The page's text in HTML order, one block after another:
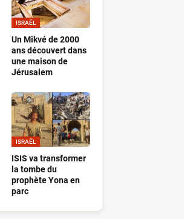
ISRAËL
Un Mikvé de 2000
ans découvert dans
une maison de
Jérusalem
ISRAËL
ISIS va transformer
la tombe du
prophète Yona en
parc